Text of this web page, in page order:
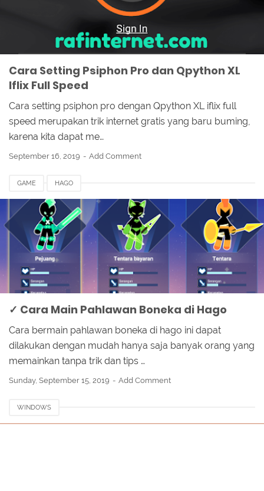
Cara Setting Psiphon Pro dan Qpython XL
Iflix Full Speed
Cara setting psiphon pro dengan Qpython XL iflix full
speed merupakan trik internet gratis yang baru buming,
karena kita dapat me…
September 16, 2019 Add Comment
GAME HAGO
✓ Cara Main Pahlawan Boneka di Hago
Cara bermain pahlawan boneka di hago ini dapat
dilakukan dengan mudah hanya saja banyak orang yang
memainkan tanpa trik dan tips …
Sunday, September 15, 2019 Add Comment
WINDOWS